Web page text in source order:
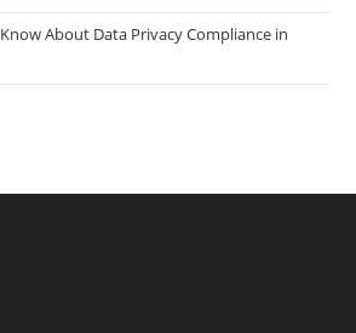
About Data Privacy Compliance in